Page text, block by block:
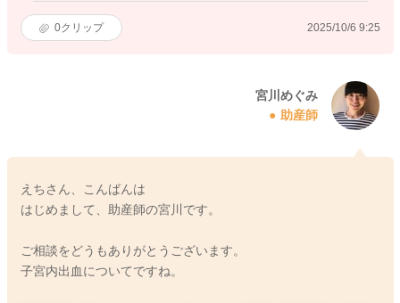
0クリップ 2025/10/6 9:25
宮川めぐみ
助産師
えちさん、こんばんは
はじめまして、助産師の宮川です。
ご相談をどうもありがとうございます。
子宮内出血についてですね。